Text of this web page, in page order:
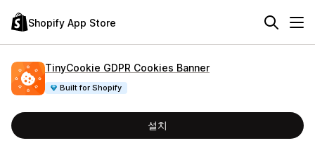
Shopify App Store
TinyCookie GDPR Cookies Banner
Built for Shopify
설치